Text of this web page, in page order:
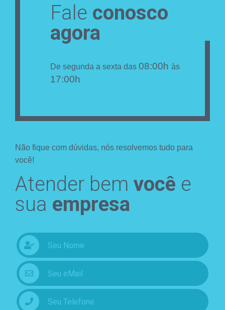
Fale conosco
agora
De segunda a sexta das 08:00h às
17:00h
Não fique com dúvidas, nós resolvemos tudo para
você!
Atender bem você e
sua empresa